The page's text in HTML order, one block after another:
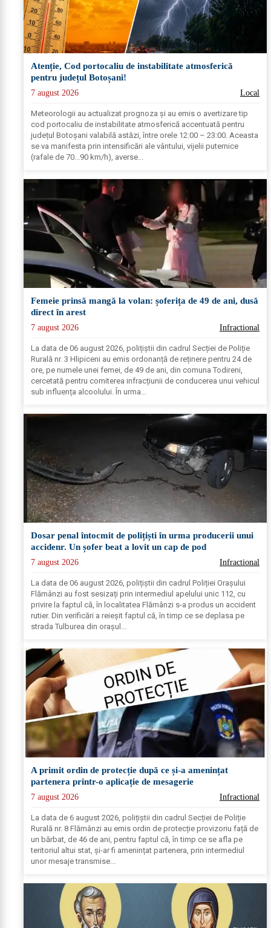
Atenție, Cod portocaliu de instabilitate atmosferică
pentru județul Botoșani!
7 august 2026 Local
Meteorologii au actualizat prognoza și au emis o avertizare tip
cod portocaliu de instabilitate atmosferică accentuată pentru
județul Botoșani valabilă astăzi, între orele 12:00 – 23:00. Aceasta
se va manifesta prin intensificări ale vântului, vijelii puternice
(rafale de 70...90 km/h), averse...
Femeie prinsă mangă la volan: șoferița de 49 de ani, dusă
direct în arest
7 august 2026 Infractional
La data de 06 august 2026, polițiștii din cadrul Secției de Poliție
Rurală nr. 3 Hlipiceni au emis ordonanță de reținere pentru 24 de
ore, pe numele unei femei, de 49 de ani, din comuna Todireni,
cercetată pentru comiterea infracțiunii de conducerea unui vehicul
sub influența alcoolului. În urma...
Dosar penal întocmit de polițiști în urma producerii unui
accidenr. Un șofer beat a lovit un cap de pod
7 august 2026 Infractional
La data de 06 august 2026, polițiștii din cadrul Poliției Orașului
Flămânzi au fost sesizați prin intermediul apelului unic 112, cu
privire la faptul că, în localitatea Flămânzi s-a produs un accident
rutier. Din verificări a reieșit faptul că, în timp ce se deplasa pe
strada Tulburea din orașul...
A primit ordin de protecție după ce și-a amenințat
partenera printr-o aplicație de mesagerie
7 august 2026 Infractional
La data de 6 august 2026, polițiștii din cadrul Secției de Poliție
Rurală nr. 8 Flămânzi au emis ordin de protecție provizoriu față de
un bărbat, de 46 de ani, pentru faptul că, în timp ce se afla pe
teritoriul altui stat, și-ar fi amenințat partenera, prin intermediul
unor mesaje transmise...